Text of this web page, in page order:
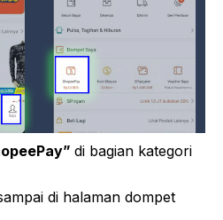
di bagian kategori
di halaman dompet